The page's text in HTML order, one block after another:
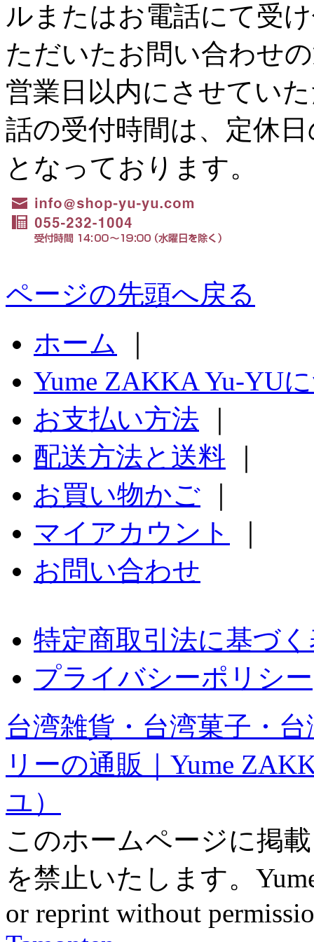
ルまたはお電話にて受
ただいたお問い合わせ
営業日以内にさせてい
話の受付時間は、定休
となっております。
ページの先頭へ戻る
ホーム
Yume ZAKKA Yu-YU
お支払い方法
配送方法と送料
お買い物かご
マイアカウント
お問い合わせ
特定商取引法に基づ
プライバシーポリシー
台湾雑貨・台湾菓子・
リーの通販｜Yume
ユ）
このホームページに掲
を禁止いたします。
or reprint without